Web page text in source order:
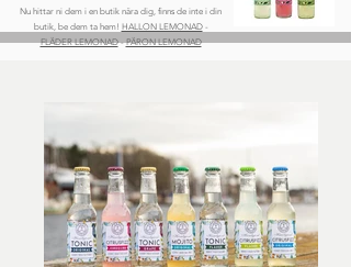
Nu hittar ni dem i en butik nära dig, finns de inte i din
butik, be dem ta hem! HALLON LEMONAD-
FLÄDER LEMONAD-PÄRON LEMONAD